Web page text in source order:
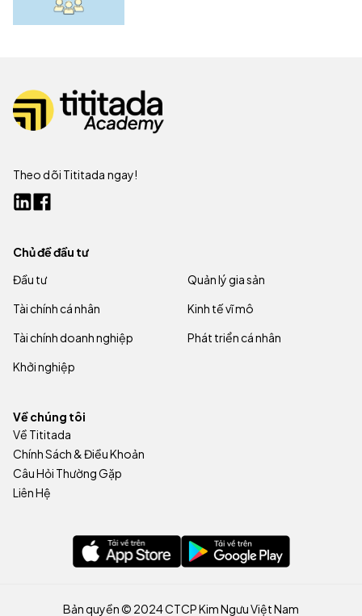
Theo dõi Tititada ngay!
Chủ đề đầu tư
Đầu tư
Quản lý gia sản
Tài chính cá nhân
Kinh tế vĩ mô
Tài chính doanh nghiệp
Phát triển cá nhân
Khởi nghiệp
Về chúng tôi
Về Tititada
Chính Sách & Điều Khoản
Câu Hỏi Thường Gặp
Liên Hệ
Bản quyền © 2024 CTCP Kim Ngưu Việt Nam